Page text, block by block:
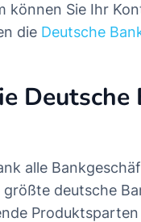
können Sie Ihr
die Deutsche
Deutsche
alle
deutsche